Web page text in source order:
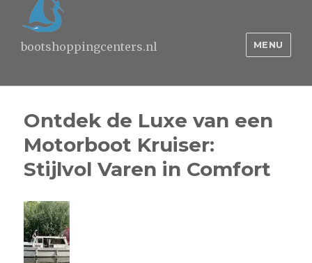
bootshoppingcenters.nl MENU
Ontdek de Luxe van een
Motorboot Kruiser:
Stijlvol Varen in Comfort